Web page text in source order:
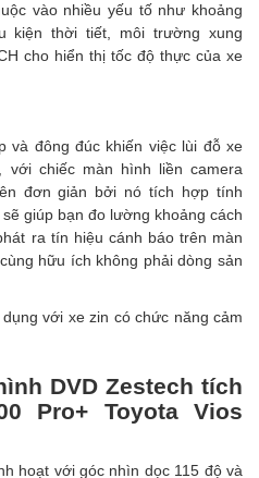
vào nhiều yếu tố như khoảng
kiện thời tiết, môi trường xung
cho hiển thị tốc độ thực của xe
và đông đúc khiến việc lùi đỗ xe
với chiếc màn hình liền camera
đơn giản bởi nó tích hợp tính
giúp bạn đo lường khoảng cách
ra tín hiệu cánh báo trên màn
hữu ích không phải dòng sản
với xe zin có chức năng cảm
DVD Zestech tích
Pro+ Toyota Vios
hoạt với góc nhìn dọc 115 độ và